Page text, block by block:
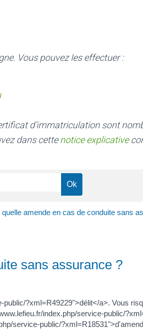
Vous pouvez les effectuer :
d’immatriculation sont
dans cettenotice explicative
amende en cas de conduite sans
sans assurance ?
?xml=R49229">délit</a>. Vous
index.php/service-public/
service-public/